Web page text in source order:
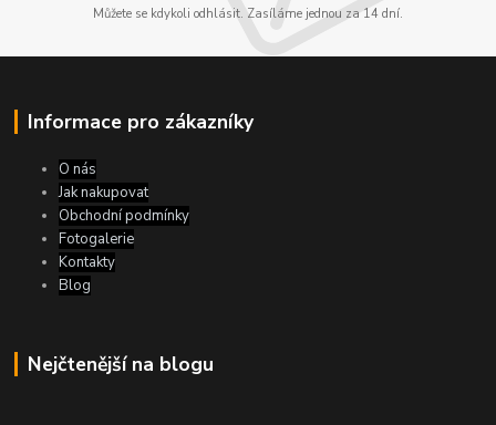
Můžete se kdykoli odhlásit. Zasíláme jednou za 14 dní.
Informace pro zákazníky
O nás
Jak nakupovat
Obchodní podmínky
Fotogalerie
Kontakty
Blog
Nejčtenější na blogu